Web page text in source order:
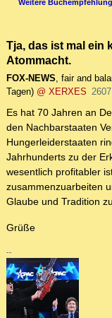
Weitere
Tja, das ist mal ein
Atommacht.
FOX-NEWS, fair and
Tagen) @ XERXES
Es hat 70 Jahren an
den Nachbarstaaten
Hungerleiderstaaten
Jahrhunderts zu der
wesentlich profitabler
zusammenzuarbeiten
Glaube und Tradition
Grüße
--